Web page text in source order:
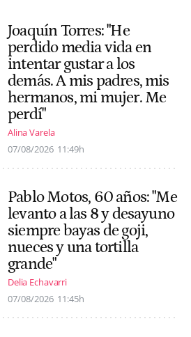
Joaquín Torres: "He
perdido media vida en
intentar gustar a los
demás. A mis padres, mis
hermanos, mi mujer. Me
perdí"
Alina Varela
07/08/2026 11:49h
Pablo Motos, 60 años: "Me
levanto a las 8 y desayuno
siempre bayas de goji,
nueces y una tortilla
grande"
Delia Echavarri
07/08/2026 11:45h